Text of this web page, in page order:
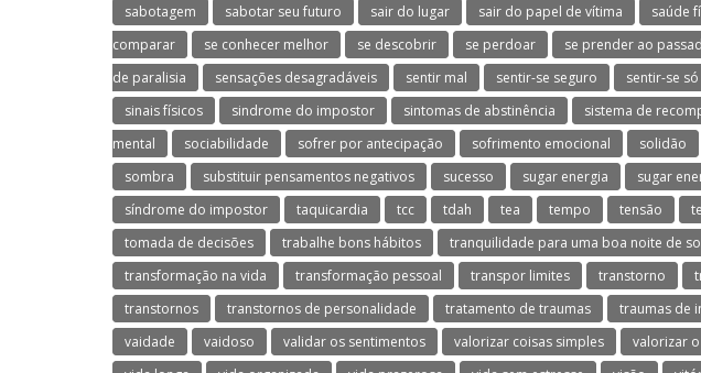
sabotagem
sabotar seu futuro sair do lugar sair do papel de vítima saúde
comparar
se conhecer melhor se descobrir se perdoar se prender ao
de paralisia
sensações desagradáveis sentir mal sentir-se seguro sentir-se só
sinais físicos
sindrome do impostor sintomas de abstinência sistema de
mental
sociabilidade sofrer por antecipação sofrimento emocional solidão
sombra
substituir pensamentos negativos sucesso sugar energia sugar
síndrome do impostor
taquicardia tcc tdah tea tempo tensão
tomada de decisões
trabalhe bons hábitos tranquilidade para uma boa noite de
transformação na vida
transformação pessoal transpor limites transtorno
transtornos
transtornos de personalidade tratamento de traumas traumas de
vaidade
vaidoso validar os sentimentos valorizar coisas simples valorizar